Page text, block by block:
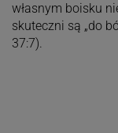
własnym boisku
skuteczni są „do
37:7).